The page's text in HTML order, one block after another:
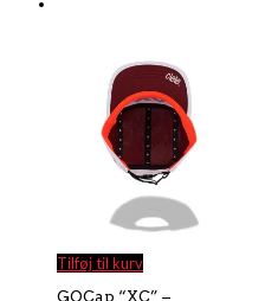
Tilføj til kurv
GOCap “XC” –